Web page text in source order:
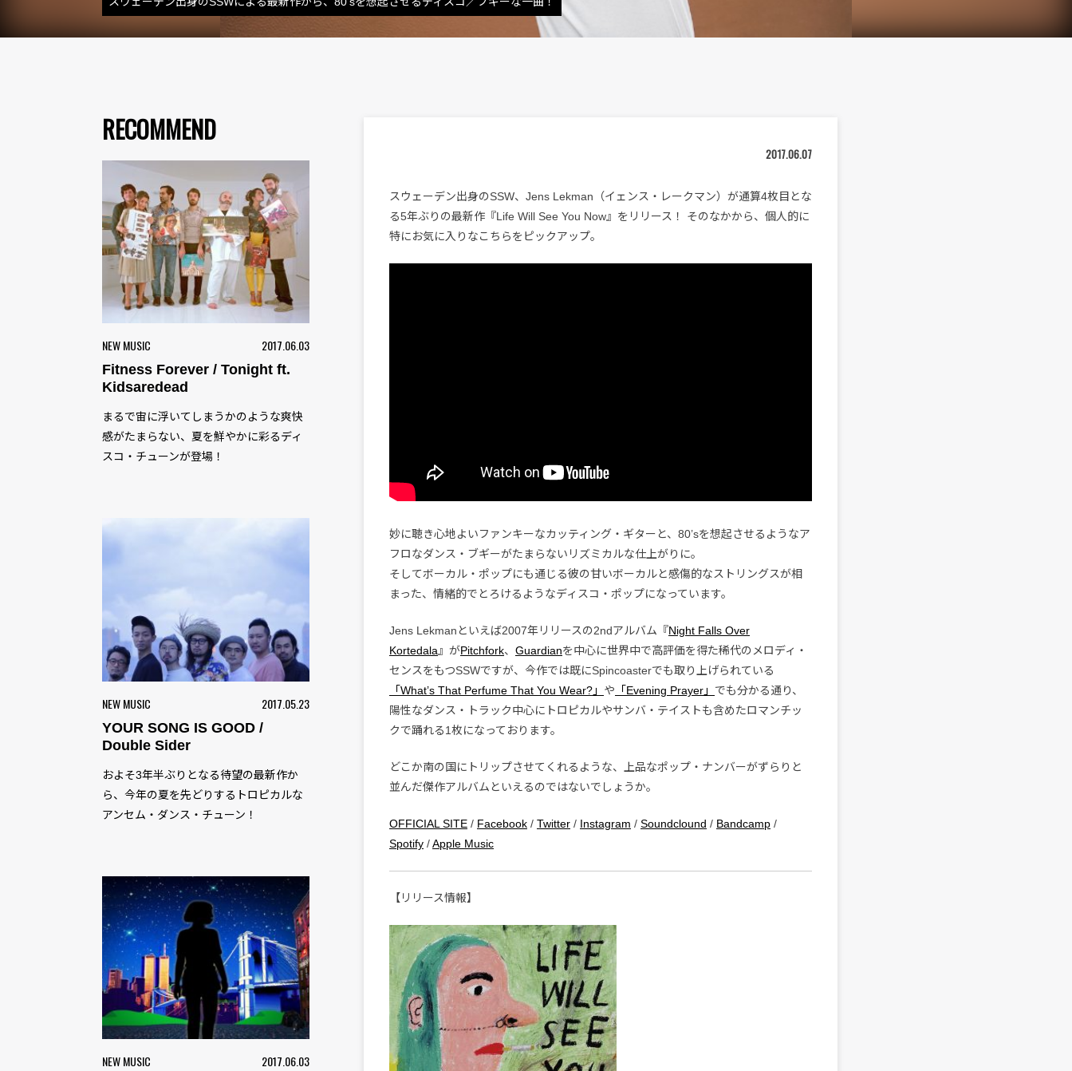
RECOMMEND
NEW MUSIC 2017.06.03
Fitness Forever / Tonight ft.
Kidsaredead
まるで宙に浮いてしまうかのような爽快
感がたまらない、夏を鮮やかに彩るディ
スコ・チューンが登場！
NEW MUSIC 2017.05.23
YOUR SONG IS GOOD /
Double Sider
およそ3年半ぶりとなる待望の最新作か
ら、今年の夏を先どりするトロピカルな
アンセム・ダンス・チューン！
NEW MUSIC 2017.06.03
2017.06.07
スウェーデン出身のSSW、Jens Lekman（イェンス・レークマン）が通算4枚目とな
る5年ぶりの最新作『Life Will See You Now』をリリース！ そのなかから、個人的に
特にお気に入りなこちらをピックアップ。
妙に聴き心地よいファンキーなカッティング・ギターと、80’sを想起させるようなア
フロなダンス・ブギーがたまらないリズミカルな仕上がりに。
そしてボーカル・ポップにも通じる彼の甘いボーカルと感傷的なストリングスが相
まった、情緒的でとろけるようなディスコ・ポップになっています。
Jens Lekmanといえば2007年リリースの2ndアルバム『Night Falls Over
Kortedala 』がPitchfork、 Guardianを中心に世界中で高評価を得た稀代のメロディ・
センスをもつSSWですが、今作では既にSpincoasterでも取り上げられている
「What’s That Perfume That You Wear?」 や 「Evening Prayer」 でも分かる通り、
陽性なダンス・トラック中心にトロピカルやサンバ・テイストも含めたロマンチッ
クで踊れる1枚になっております。
どこか南の国にトリップさせてくれるような、上品なポップ・ナンバーがずらりと
並んだ傑作アルバムといえるのではないでしょうか。
OFFICIAL SITE / Facebook / Twitter / Instagram / Soundclound / Bandcamp /
Spotify /Apple Music
【リリース情報】